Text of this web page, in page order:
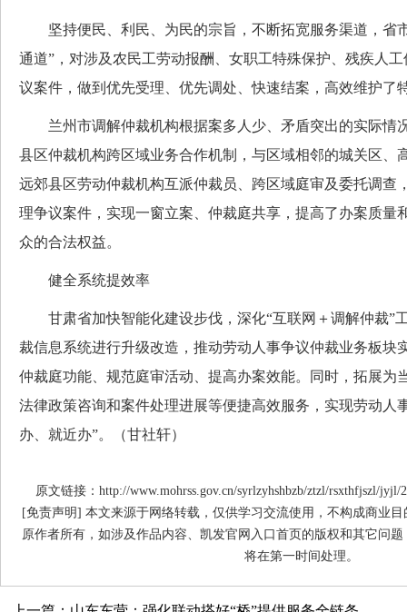
坚持便民、利民、为民的宗旨，不断拓宽服务渠道，省
通道”，对涉及农民工劳动报酬、女职工特殊保护、残疾人
议案件，做到优先受理、优先调处、快速结案，高效维护了
兰州市调解仲裁机构根据案多人少、矛盾突出的实际情
县区仲裁机构跨区域业务合作机制，与区域相邻的城关区、
远郊县区劳动仲裁机构互派仲裁员、跨区域庭审及委托调查
理争议案件，实现一窗立案、仲裁庭共享，提高了办案质量
众的合法权益。
健全系统提效率
甘肃省加快智能化建设步伐，深化“互联网＋调解仲裁”
裁信息系统进行升级改造，推动劳动人事争议仲裁业务板块
仲裁庭功能、规范庭审活动、提高办案效能。同时，拓展为
法律政策咨询和案件处理进展等便捷高效服务，实现劳动人
办、就近办”。（甘社轩）
原文链接：http://www.mohrss.gov.cn/syrlzyhshbzb/ztzl/rsxthfjszl/jyjl/
[免责声明] 本文来源于网络转载，仅供学习交流使用，不构成商业
原作者所有，如涉及作品内容、凯发官网入口首页的版权和其它问
将在第一时间处理。